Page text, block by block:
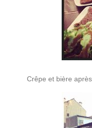
Crêpe et bière